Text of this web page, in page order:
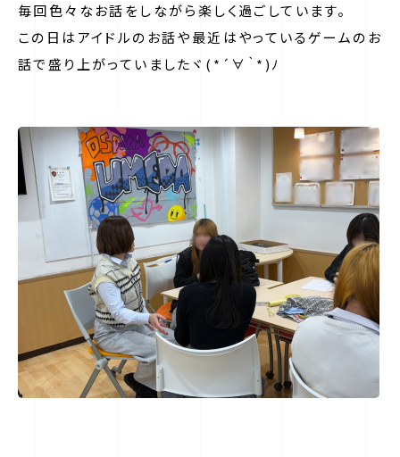
毎回色々なお話をしながら楽しく過ごしています。
この日はアイドルのお話や最近はやっているゲームのお
話で盛り上がっていましたヾ(*´∀｀*)ﾉ